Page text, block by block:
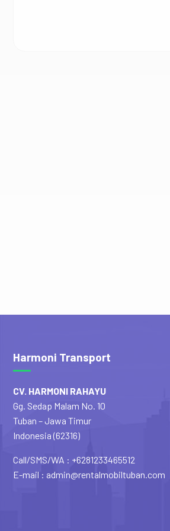
Harmoni Transport
CV. HARMONI RAHAYU
Gg. Sedap Malam No. 10
Tuban – Jawa Timur
Indonesia (62316)
Call/SMS/WA : +6281233465512
E-mail : admin@rentalmobiltuban.com